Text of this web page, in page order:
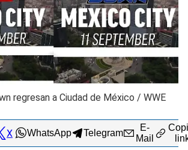
regresan a Ciudad de México / WWE
X WhatsApp Telegram
E-
Mail